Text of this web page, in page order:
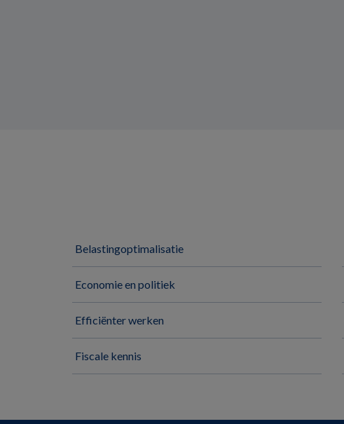
Belastingoptimalisatie
Economie en politiek
Efficiënter werken
Fiscale kennis